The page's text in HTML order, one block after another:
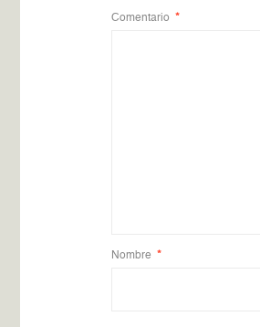
Comentario *
Nombre *